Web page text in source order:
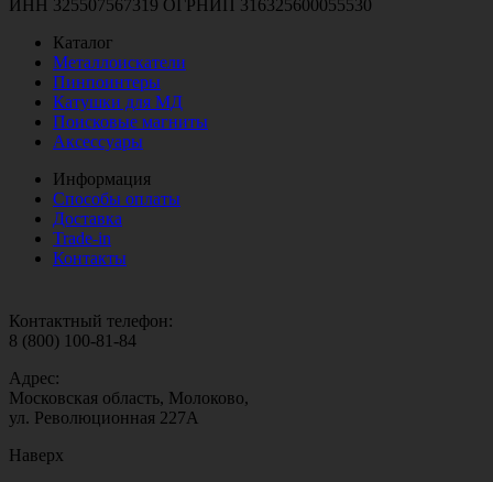
ИНН 325507567319 ОГРНИП 316325600055530
Каталог
Металлоискатели
Пинпоинтеры
Катушки для МД
Поисковые магниты
Аксессуары
Информация
Способы оплаты
Доставка
Trade-in
Контакты
Контактный телефон:
8 (800) 100-81-84
Адрес:
Московская область, Молоково,
ул. Революционная 227А
Наверх